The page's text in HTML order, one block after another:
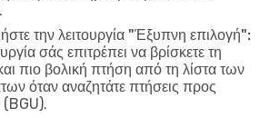
την λειτουργία "Έξυπνη επιλογή":
σάς επιτρέπει να βρίσκετε τη
πιο βολική πτήση από τη λίστα των
όταν αναζητάτε πτήσεις προς